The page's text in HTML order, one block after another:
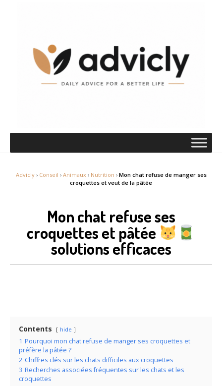
Advicly› Conseil › Animaux› Nutrition › Mon chat refuse de manger ses
croquettes et veut de la pâtée
Mon chat refuse ses
croquettes et pâtée
solutions efficaces
Contents hide
1 Pourquoi mon chat refuse de manger ses croquettes et
préfère la pâtée ?
2 Chiffres clés sur les chats difficiles aux croquettes
3 Recherches associées fréquentes sur les chats et les
croquettes